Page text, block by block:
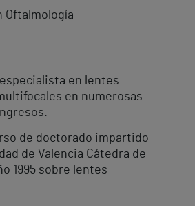
Oftalmología
en lentes
en numerosas
de doctorado impartido
de Valencia Cátedra de
1995 sobre lentes